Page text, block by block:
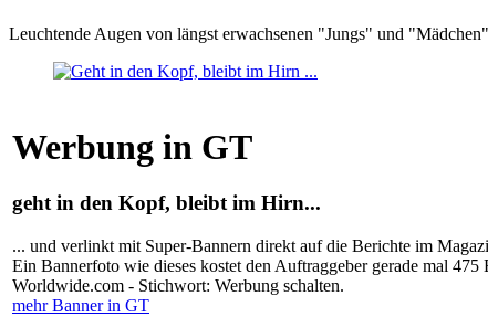
Leuchtende Augen von längst erwachsenen "Jungs" und
Werbung in GT
geht in den Kopf, bleibt im Hirn...
... und verlinkt mit Super-Bannern direkt auf die Berichte im
Ein Bannerfoto wie dieses kostet den Auftraggeber gerade mal
Worldwide.com - Stichwort: Werbung schalten.
mehr Banner in GT